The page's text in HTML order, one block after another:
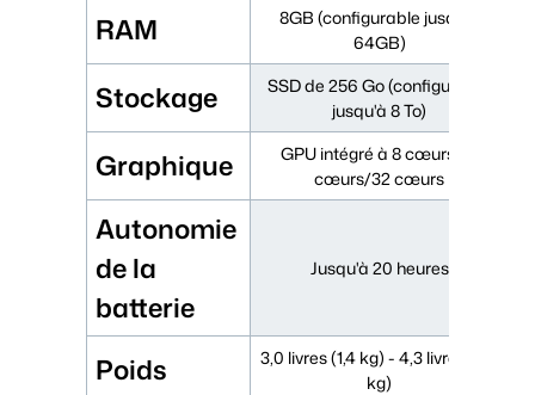
RAM
8GB (configurable jusqu'à
64GB)
Stockage
SSD de 256 Go (configurable
jusqu'à 8 To)
Graphique
GPU intégré à 8 cœurs/14
cœurs/32 cœurs
Autonomie
de la
batterie
Jusqu'à 20 heures
Poids
3,0 livres (1,4 kg) - 4,3 livres (2,0
kg)